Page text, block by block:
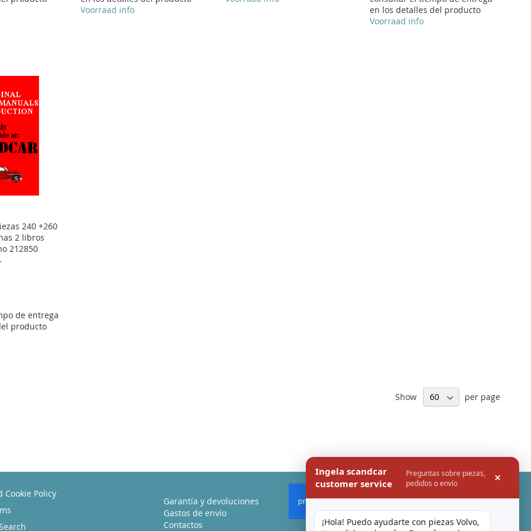
Voorraad info
en los detalles del producto
Voorraad info
240 +260
2 libros
212850
de entrega
producto
Show per page
Cookie Policy
Garantía y devoluciones
Gastos de envío
Contactos
Ingela scandcar
customer service
Preguntas sobre piezas,
pedidos o envío
×
¡Hola! Puedo ayudarte con piezas Volvo,